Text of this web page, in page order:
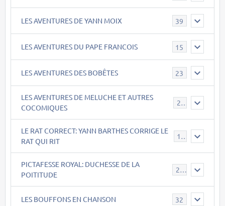
LES AVENTURES DE YANN MOIX 39
LES AVENTURES DU PAPE FRANCOIS 15
LES AVENTURES DES BOBÊTES 23
LES AVENTURES DE MELUCHE ET AUTRES
COCOMIQUES
22
LE RAT CORRECT: YANN BARTHES CORRIGE LE
RAT QUI RIT
15
PICTAFESSE ROYAL: DUCHESSE DE LA
POITITUDE
23
LES BOUFFONS EN CHANSON 32